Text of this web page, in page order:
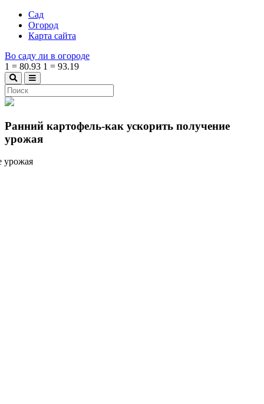
Сад
Огород
Карта сайта
Во саду ли в огороде
1 = 80.93 1 = 93.19
Ранний картофель-как ускорить получение
урожая